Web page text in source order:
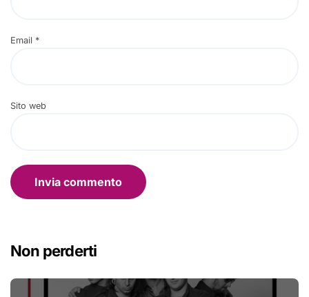
Email *
Sito web
Non perderti